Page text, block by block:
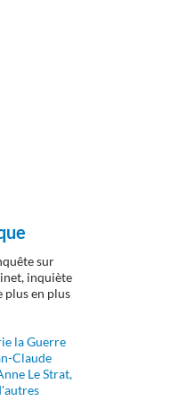
sur
inquiète
plus en plus
la Guerre
Claude
Le Strat,